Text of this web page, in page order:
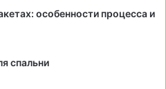
особенности процесса и
спальни